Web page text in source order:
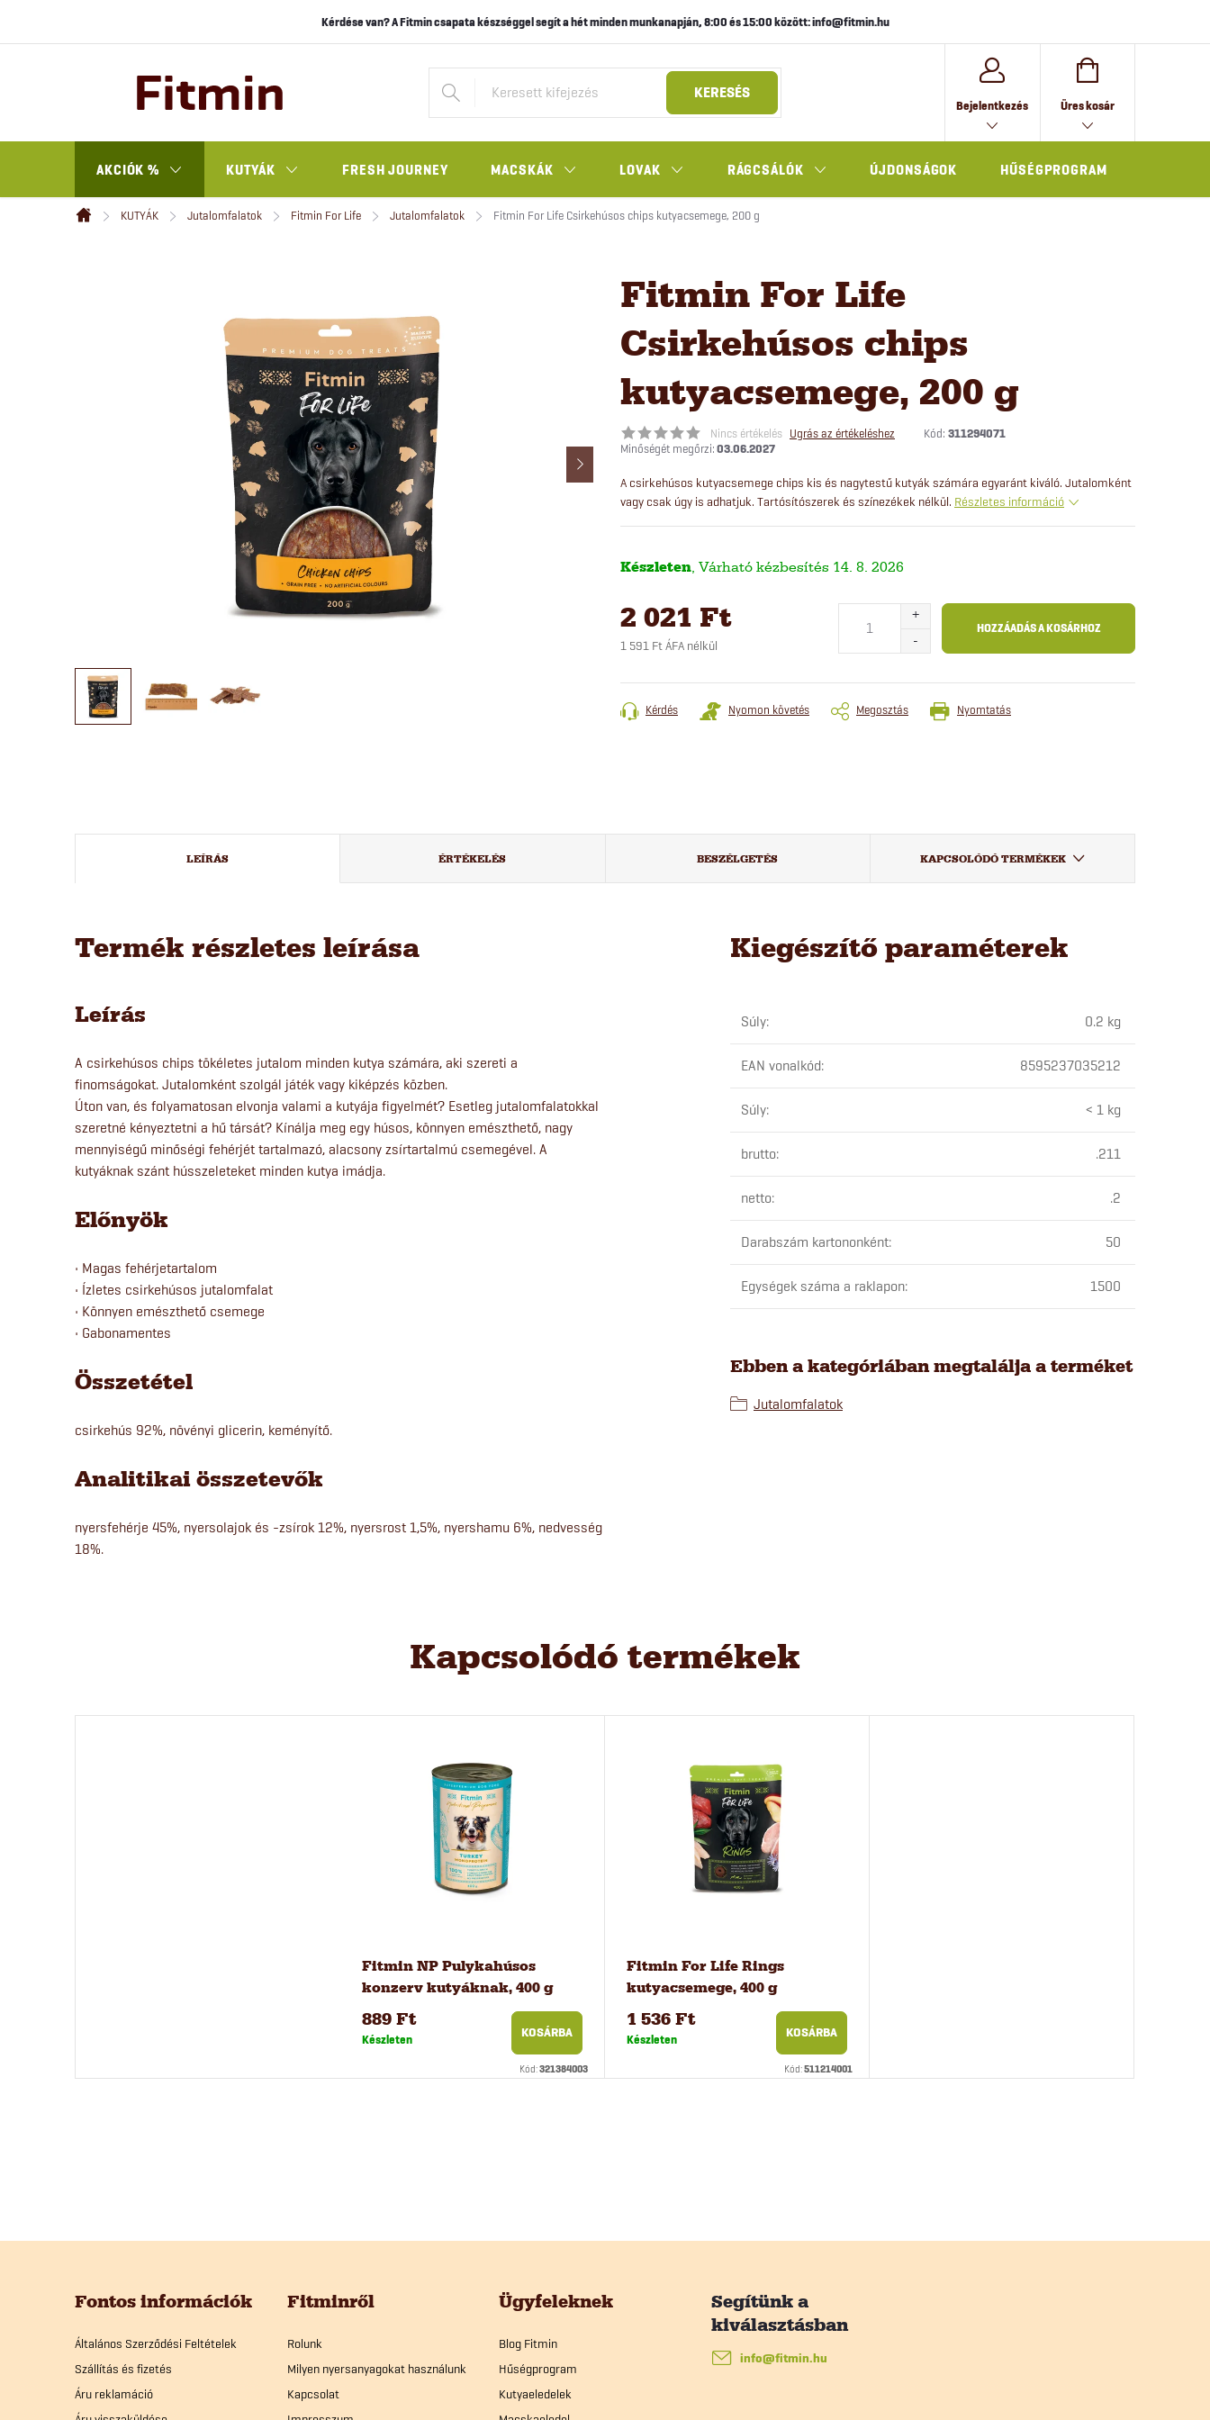
Kérdése van? A Fitmin csapata készséggel segít a hét minden munkanapján, 8:00 és 15:00 között: info@fitmin.hu
KERESÉS
Bejelentkezés KOSÁR
Üres kosár
AKCIÓK % KUTYÁK FRESH JOURNEY MACSKÁK LOVAK RÁGCSÁLÓK ÚJDONSÁGOK HŰSÉGPROGRAM
Kezdőlap
KUTYÁK Jutalomfalatok Fitmin For Life Jutalomfalatok Fitmin For Life Csirkehúsos chips kutyacsemege, 200 g
Fitmin For Life
Csirkehúsos chips
kutyacsemege, 200 g
Nincs értékelés Ugrás az értékeléshez Kód: 311294071
03.06.2027
A csirkehúsos kutyacsemege chips kis és nagytestű kutyák számára egyaránt kiváló. Jutalomként
vagy csak úgy is adhatjuk. Tartósítószerek és színezékek nélkül. Részletes információ
Készleten 14. 8. 2026
2 021 Ft
1 591 Ft ÁFA nélkül
HOZZÁADÁS A KOSÁRHOZ
Nyomtatás
Kérdés Nyomon követés Megosztás
LEÍRÁS ÉRTÉKELÉS BESZÉLGETÉS KAPCSOLÓDÓ TERMÉKEK
Termék részletes leírása
Leírás
A csirkehúsos chips tökéletes jutalom minden kutya számára, aki szereti a
finomságokat. Jutalomként szolgál játék vagy kiképzés közben.
Úton van, és folyamatosan elvonja valami a kutyája figyelmét? Esetleg jutalomfalatokkal
szeretné kényeztetni a hű társát? Kínálja meg egy húsos, könnyen emészthető, nagy
mennyiségű minőségi fehérjét tartalmazó, alacsony zsírtartalmú csemegével. A
kutyáknak szánt hússzeleteket minden kutya imádja.
Előnyök
• Magas fehérjetartalom
• Ízletes csirkehúsos jutalomfalat
• Könnyen emészthető csemege
• Gabonamentes
Összetétel
csirkehús 92%, növényi glicerin, keményítő.
Analitikai összetevők
nyersfehérje 45%, nyersolajok és -zsírok 12%, nyersrost 1,5%, nyershamu 6%, nedvesség
18%.
Kiegészítő paraméterek
Súly: 0.2 kg
EAN vonalkód: 8595237035212
Súly: < 1 kg
brutto: .211
netto: .2
Darabszám kartononként: 50
Egységek száma a raklapon: 1500
Ebben a kategóriában megtalálja a terméket
Jutalomfalatok
Kapcsolódó termékek
Fitmin NP Pulykahúsos
konzerv kutyáknak, 400 g
889 Ft
Készleten KOSÁRBA
Kód:321384003
Fitmin For Life Rings
kutyacsemege, 400 g
1 536 Ft
Készleten KOSÁRBA
Kód:511214001
Fontos információk
Általános Szerződési Feltételek
Szállítás és fizetés
Áru reklamáció
Fitminről
Rolunk
Milyen nyersanyagokat használunk
Kapcsolat
Ügyfeleknek
Blog Fitmin
Hűségprogram
Kutyaeledelek
info@fitmin.hu